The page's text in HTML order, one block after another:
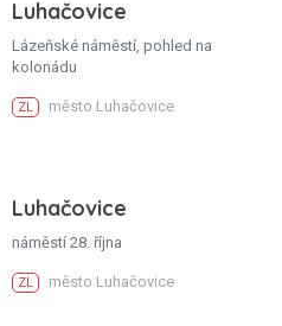
Luhačovice
Lázeňské náměstí, pohled na
kolonádu
ZL město Luhačovice
Luhačovice
náměstí 28. října
ZL město Luhačovice